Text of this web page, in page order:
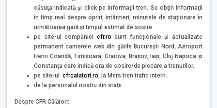
căsuţa indicată şi click pe Informații tren. Se obțin informaţii
în timp real despre opriri, întârzieri, minutele de staţionare în
următoarea gară şi timpul estimat de sosire.
pe site-ul companiei cfr.ro sunt funcționale și actualizate
permanent camerele web din gările București Nord, Aeroport
Henri Coandă, Timișoara, Craiova, Brașov, Iași, Cluj Napoca și
Constanța care indică ora de sosire/de plecare a trenurilor.
pe site-ul cfrcalatori.ro, la Mers tren trafic intern.
de la personalul nostru din staţii.
Despre CFR Călători: